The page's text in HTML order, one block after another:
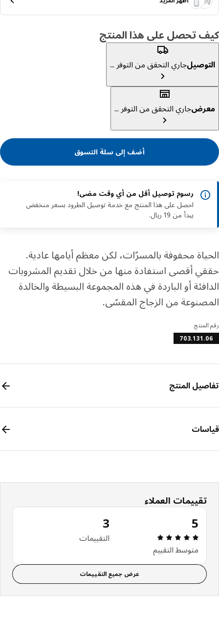
تحصل على هذا المنتج
جاري التحقق من التوفر ...
جاري التحقق من التوفر ...
أضف إلى سلة التسوق
رسوم توصيل أقل من أي وقت مضى!
احصل على هذا المنتج مع خدمة توصيل الطرود بسعر منخفض
يبدأ من 19 ريال.
محفوفة بالمسرّات، لكن معظم أيامها عادية.
أقصى استفادة منها من خلال تقديم المشروبات
أو الباردة في هذه المجموعة البسيطة والخالدة
من الزجاج المقسّى.
المنتج
تقييمات العملاء
التقييم: 5 من 5 النجوم. إجمالي التقييمات: 3
متوسط التقييم
التقييمات
عرض جميع التقييمات